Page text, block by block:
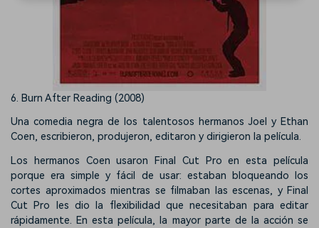
6. Burn After Reading (2008)
Una comedia negra de los talentosos hermanos Joel y Ethan
Coen, escribieron, produjeron, editaron y dirigieron la película.
Los hermanos Coen usaron Final Cut Pro en esta película
porque era simple y fácil de usar: estaban bloqueando los
cortes aproximados mientras se filmaban las escenas, y Final
Cut Pro les dio la flexibilidad que necesitaban para editar
rápidamente. En esta película, la mayor parte de la acción se